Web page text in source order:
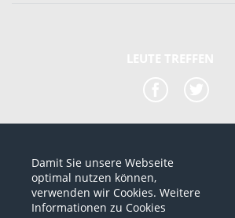
*alle Preise sind netto Preise
© 2012-2026 www.dropshipping-marktplatz.de
Damit Sie unsere Webseite
optimal nutzen können,
verwenden wir Cookies. Weitere
Informationen zu Cookies